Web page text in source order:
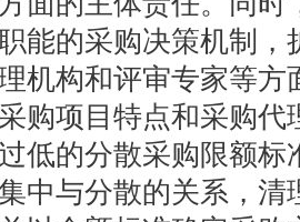
能的采购决策机制，
机构和评审专家等方
购项目特点和采购代
低的分散采购限额标
中与分散的关系，清